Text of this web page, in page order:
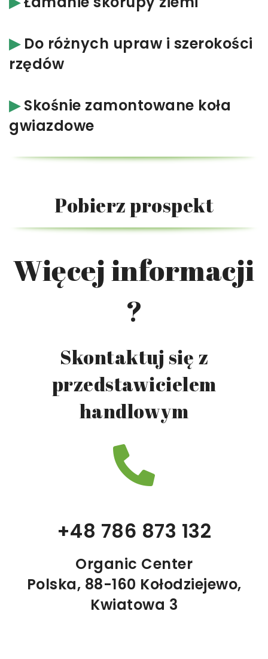
▶︎Do różnych upraw i szerokości
rzędów
▶︎Skośnie zamontowane koła
gwiazdowe
Pobierz prospekt
Więcej informacji
?
Skontaktuj się z
przedstawicielem
handlowym
+48 786 873 132
Organic Center
Polska, 88-160 Kołodziejewo,
Kwiatowa 3